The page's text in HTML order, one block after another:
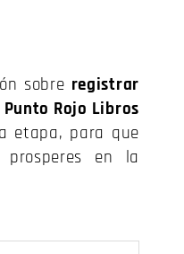
sobre registrar
Punto Rojo Libros
etapa, para que
en la